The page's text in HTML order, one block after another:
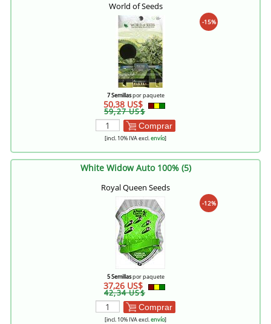
World of Seeds
-15%
7 Semillaspor paquete
50,38 US$
59,27 US$
Comprar
[incl. 10% IVA excl.envío]
White Widow Auto 100% (5)
Royal Queen Seeds
-12%
5 Semillaspor paquete
37,26 US$
42,34 US$
Comprar
[incl. 10% IVA excl.envío]